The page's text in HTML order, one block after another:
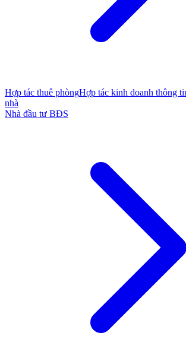
Hợp tác thuê phòngHợp tác kinh doanh thông
nhà
Nhà đầu tư BĐS